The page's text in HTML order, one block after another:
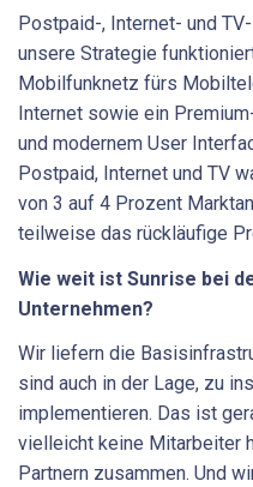
Postpaid-, Internet- und
unsere Strategie
Mobilfunknetz fürs
Internet sowie ein
und modernem User
Postpaid, Internet und TV
von 3 auf 4 Prozent
teilweise das rückläufige
Wie weit ist Sunrise bei
Unternehmen?
Wir liefern die
sind auch in der Lage, zu
implementieren. Das ist
vielleicht keine Mitarbeiter
Partnern zusammen. Und